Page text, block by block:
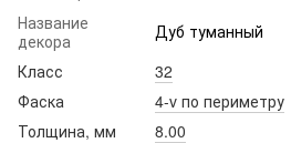
Название
декора
Дуб туманный
Класс
32
Фаска
4-v по периметру
Толщина, мм
8.00